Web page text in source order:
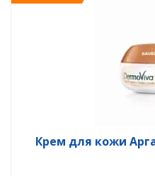
Крем для кожи